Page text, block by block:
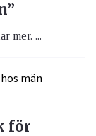
mer. ...
för